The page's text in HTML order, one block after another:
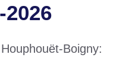
Boigny: